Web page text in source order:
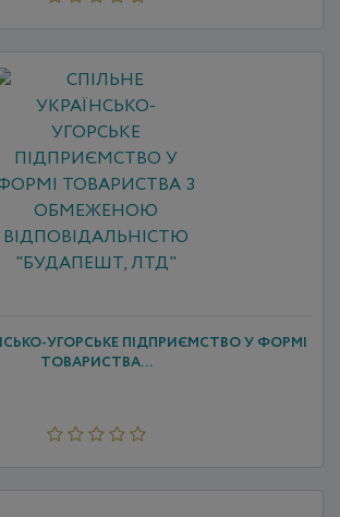
УГОРСЬКЕ ПІДПРИЄМСТВО У ФОРМІ
ТОВАРИСТВА...